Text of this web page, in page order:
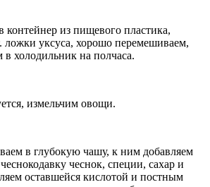
контейнер из пищевого пластика,
ложки уксуса, хорошо перемешиваем,
холодильник на полчаса.
измельчим овощи.
в глубокую чашу, к ним добавляем
чеснок, специи, сахар и
оставшейся кислотой и постным